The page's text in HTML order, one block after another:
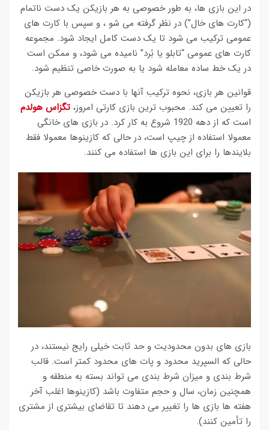
در این بازی ها، به طور خصوصی به هر بازیکن یک دست ناتمام
(“کارت های خال”) در نظر گرفته می شو ، و سپس با کارت های
عمومی ترکیب می شود تا یک دست کامل ایجاد شود. مجموعه
کارت های عمومی “تابلو یا بُرد” نامیده می شود، و ممکن است
در یک خط ساده معامله شود یا به صورت خاصی تنظیم شود.
قوانین هر بازی، نحوه ترکیب آنها با دست خصوصی هر بازیکن
را تعیین می کند. محبوب ترین بازی کارتی امروز، تگزاس هولدم
است که از دهه 1920 شروع به کار کرد. در بازی های خانگی
معمولا استفاده از چیپ است، در حالی که کازینوها معمولا فقط
بلایندها را برای این بازی ها استفاده می کنند.
بازی های بدون محدودیت و حد ثابت خیلی رایج نیستند، در
حالی که السپرید محدود و پات های محدود کمتر است. قالب
شرط بندی و میزان شرط بندی می تواند بسته به منطقه و
همچنین زمان، سال و حجم متفاوت باشد (کازینوها اغلب آخر
هفته ها بازی ها را تغییر می دهند تا تقاضای بیشتری از مشتری
را تأمین کنند).